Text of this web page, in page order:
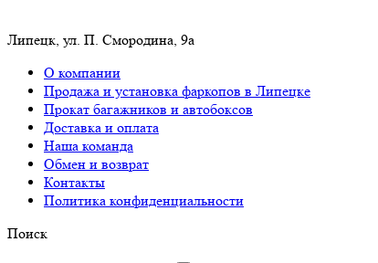
Липецк, ул. П. Смородина, 9а
О компании
Продажа и установка фаркопов в Липецке
Прокат багажников и автобоксов
Доставка и оплата
Наша команда
Обмен и возврат
Контакты
Политика конфиденциальности
Поиск